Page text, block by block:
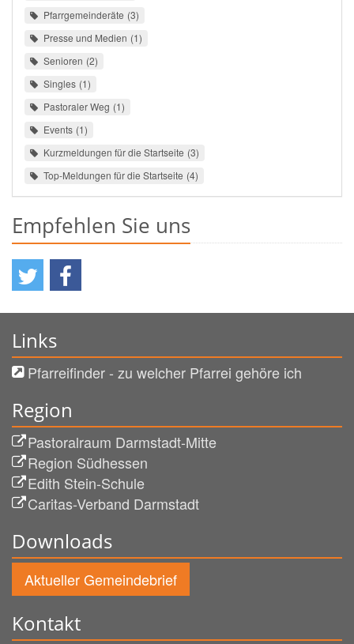
Pfarrgemeinderäte 3
Presse und Medien 1
Senioren 2
Singles 1
Pastoraler Weg 1
Events 1
Kurzmeldungen für die Startseite 3
Top-Meldungen für die Startseite 4
Empfehlen Sie uns
Links
Pfarreifinder - zu welcher Pfarrei gehöre ich
Region
Pastoralraum Darmstadt-Mitte
Region Südhessen
Edith Stein-Schule
Caritas-Verband Darmstadt
Downloads
Aktueller Gemeindebrief
Kontakt